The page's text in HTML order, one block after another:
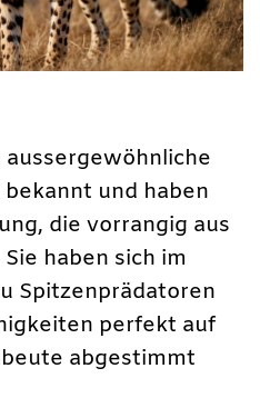
und haben
die vorrangig aus
haben sich im
Spitzenprädatoren
perfekt auf
abgestimmt